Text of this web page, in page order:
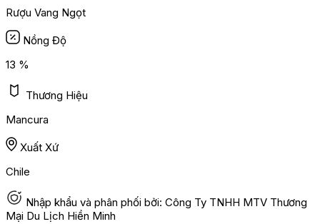
Rượu Vang Ngọt
Nồng Độ
13 %
Thương Hiệu
Mancura
Xuất Xứ
Chile
Nhập khẩu và phân phối bởi: Công Ty TNHH MTV Thương
Mại Du Lịch Hiền Minh